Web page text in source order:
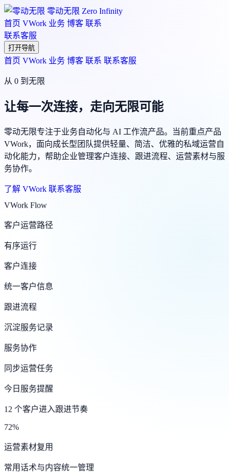
零动无限 Zero Infinity
首页 VWork 业务 博客 联系
联系客服
打开导航
首页 VWork 业务 博客 联系 联系客服
从 0 到无限
让每一次连接，走向无限可能
零动无限专注于业务自动化与 AI 工作流产品。当前重点产品
VWork，面向成长型团队提供轻量、简洁、优雅的私域运营自
动化能力，帮助企业管理客户连接、跟进流程、运营素材与服
务协作。
了解 VWork 联系客服
VWork Flow
客户运营路径
有序运行
客户连接
统一客户信息
跟进流程
沉淀服务记录
服务协作
同步运营任务
今日服务提醒
12 个客户进入跟进节奏
72%
运营素材复用
常用话术与内容统一管理